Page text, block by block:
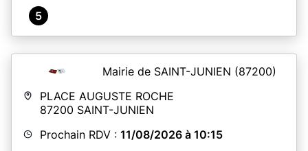
5
Mairie de SAINT-JUNIEN (87200)
PLACE AUGUSTE ROCHE
87200 SAINT-JUNIEN
Prochain RDV : 11/08/2026 à 10:15